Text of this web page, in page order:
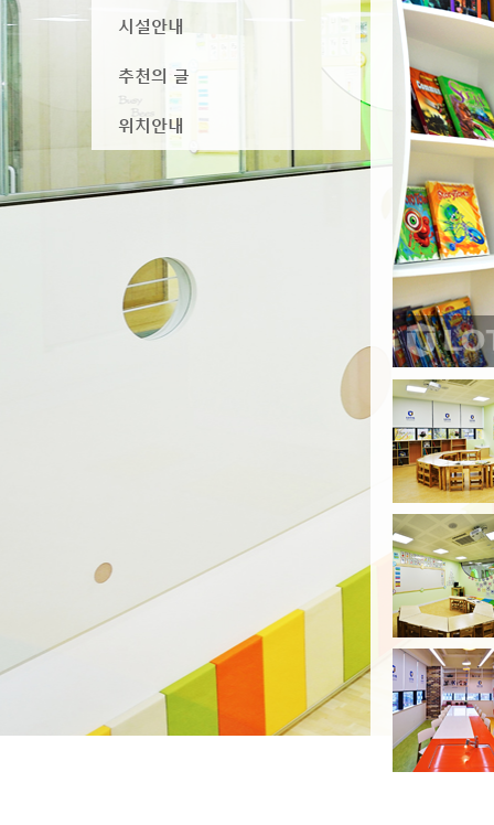
시설안내
추천의 글
위치안내